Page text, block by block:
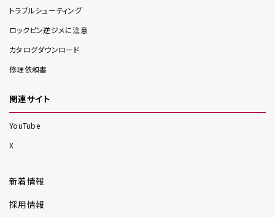
トラブルシューティング
ロックピン逆ジメに注意
カタログダウンロード
修理依頼書
関連サイト
YouTube
X
新着情報
採用情報